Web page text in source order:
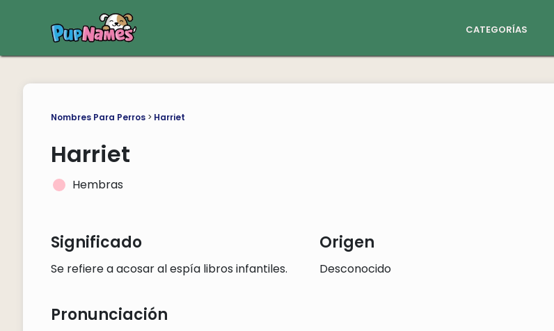
categorías
Nombres Para Perros> Harriet
Harriet
Hembras
Significado
Se refiere a acosar al espía libros infantiles.
Origen
Desconocido
Pronunciación